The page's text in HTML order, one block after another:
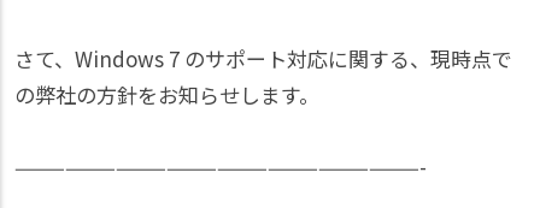
さて、Windows 7 のサポート対応に関する、現時点で
の弊社の方針をお知らせします。
————————————————————————-